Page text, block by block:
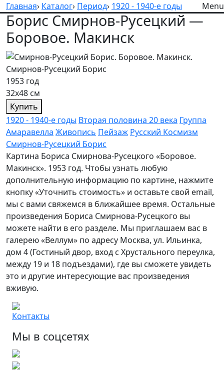
Menu
Главная› Каталог› Период› 1920 - 1940-е годы
Борис Смирнов-Русецкий —
Боровое. Макинск
Смирнов-Русецкий Борис
1953 год
32х48 см
Купить
1920 - 1940-е годы Вторая половина 20 века Группа
Амаравелла Живопись Пейзаж Русский Космизм
Смирнов-Русецкий Борис
Картина Бориса Смирнова-Русецкого «Боровое.
Макинск». 1953 год. Чтобы узнать любую
дополнительную информацию по картине, нажмите
кнопку «Уточнить стоимость» и оставьте свой email,
мы с вами свяжемся в ближайшее время. Остальные
произведения Бориса Смирнова-Русецкого вы
можете найти в его разделе. Мы приглашаем вас в
галерею «Веллум» по адресу Москва, ул. Ильинка,
дом 4 (Гостиный двор, вход с Хрустального переулка,
между 19 и 18 подъездами), где вы сможете увидеть
это и другие интересующие вас произведения
вживую.
Контакты
Мы в соцсетях